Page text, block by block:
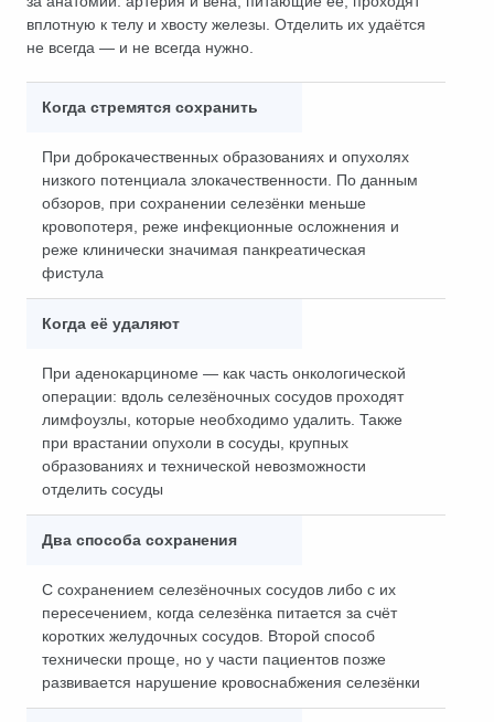
вплотную к телу и хвосту железы. Отделить их удаётся
не всегда — и не всегда нужно.
Когда стремятся сохранить
При доброкачественных образованиях и опухолях
низкого потенциала злокачественности. По данным
обзоров, при сохранении селезёнки меньше
кровопотеря, реже инфекционные осложнения и
реже клинически значимая панкреатическая
фистула
Когда её удаляют
При аденокарциноме — как часть онкологической
операции: вдоль селезёночных сосудов проходят
лимфоузлы, которые необходимо удалить. Также
при врастании опухоли в сосуды, крупных
образованиях и технической невозможности
отделить сосуды
Два способа сохранения
С сохранением селезёночных сосудов либо с их
пересечением, когда селезёнка питается за счёт
коротких желудочных сосудов. Второй способ
технически проще, но у части пациентов позже
развивается нарушение кровоснабжения селезёнки